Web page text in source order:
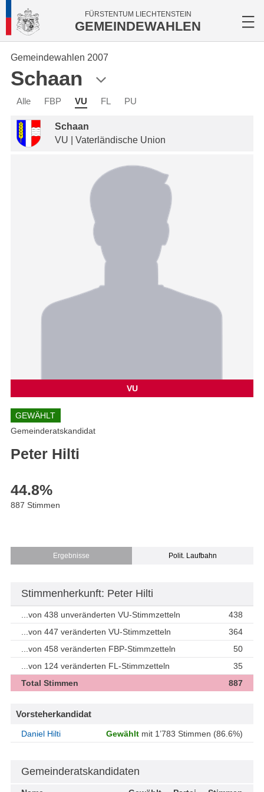
FÜRSTENTUM LIECHTENSTEIN
GEMEINDEWAHLEN
Gemeindewahlen 2007
Schaan
Alle FBP VU FL PU
Schaan
VU | Vaterländische Union
VU
GEWÄHLT
Gemeinderatskandidat
Peter Hilti
44.8%
887 Stimmen
Ergebnisse Polit. Laufbahn
Stimmenherkunft: Peter Hilti
...von 438 unveränderten VU-Stimmzetteln
438
...von 447 veränderten VU-Stimmzetteln
364
...von 458 veränderten FBP-Stimmzetteln
50
...von 124 veränderten FL-Stimmzetteln
35
Total Stimmen
887
Vorsteherkandidat
Daniel Hilti Gewählt mit 1’783 Stimmen (86.6%)
Gemeinderatskandidaten